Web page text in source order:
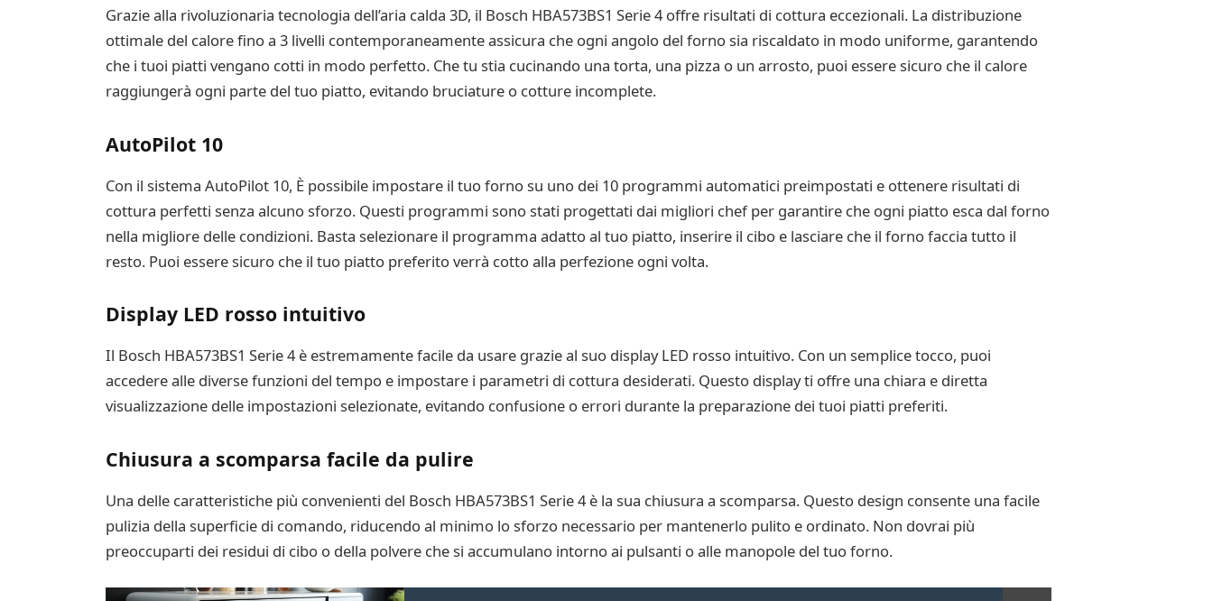
Grazie alla rivoluzionaria tecnologia dell’aria calda 3D, il Bosch HBA573BS1 Serie 4 offre risultati di cottura eccezionali. La distribuzione
ottimale del calore fino a 3 livelli contemporaneamente assicura che ogni angolo del forno sia riscaldato in modo uniforme, garantendo
che i tuoi piatti vengano cotti in modo perfetto. Che tu stia cucinando una torta, una pizza o un arrosto, puoi essere sicuro che il calore
raggiungerà ogni parte del tuo piatto, evitando bruciature o cotture incomplete.
AutoPilot 10
Con il sistema AutoPilot 10, È possibile impostare il tuo forno su uno dei 10 programmi automatici preimpostati e ottenere risultati di
cottura perfetti senza alcuno sforzo. Questi programmi sono stati progettati dai migliori chef per garantire che ogni piatto esca dal forno
nella migliore delle condizioni. Basta selezionare il programma adatto al tuo piatto, inserire il cibo e lasciare che il forno faccia tutto il
resto. Puoi essere sicuro che il tuo piatto preferito verrà cotto alla perfezione ogni volta.
Display LED rosso intuitivo
Il Bosch HBA573BS1 Serie 4 è estremamente facile da usare grazie al suo display LED rosso intuitivo. Con un semplice tocco, puoi
accedere alle diverse funzioni del tempo e impostare i parametri di cottura desiderati. Questo display ti offre una chiara e diretta
visualizzazione delle impostazioni selezionate, evitando confusione o errori durante la preparazione dei tuoi piatti preferiti.
Chiusura a scomparsa facile da pulire
Una delle caratteristiche più convenienti del Bosch HBA573BS1 Serie 4 è la sua chiusura a scomparsa. Questo design consente una facile
pulizia della superficie di comando, riducendo al minimo lo sforzo necessario per mantenerlo pulito e ordinato. Non dovrai più
preoccuparti dei residui di cibo o della polvere che si accumulano intorno ai pulsanti o alle manopole del tuo forno.